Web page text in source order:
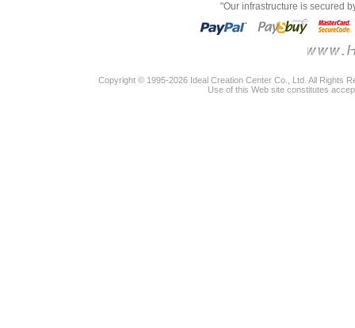
"Our infrastructure is secured
Copyright © 1995-2026 Ideal Creation Center Co., Ltd. All Rights
Use of this Web site constitutes